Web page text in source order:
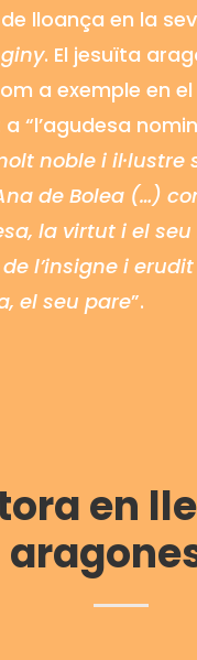
lloança en la
. El jesuïta
a exemple en
“l’agudesa
noble i il·lustre
de Bolea (…)
la virtut i el
l’insigne i
, el seu pare”.
en